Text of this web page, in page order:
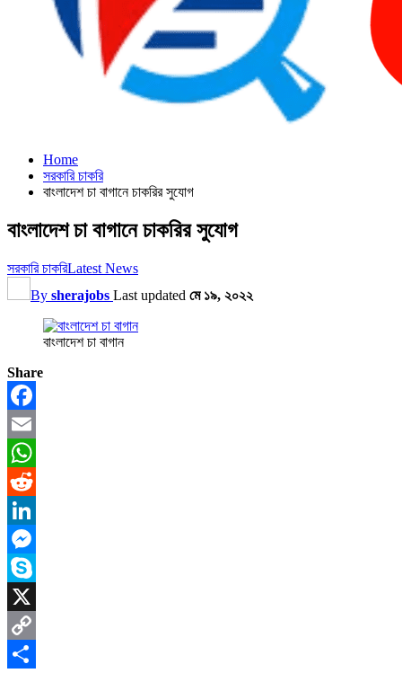
Home
সরকারি চাকরি
বাংলাদেশ চা বাগানে চাকরির সুযোগ
বাংলাদেশ চা বাগানে চাকরির সুযোগ
সরকারি চাকরিLatest News
By sherajobs Last updated মে ১৯, ২০২২
বাংলাদেশ চা বাগান
Share
Facebook
Email
WhatsApp
Reddit
LinkedIn
Messenger
Skype
X
Copy